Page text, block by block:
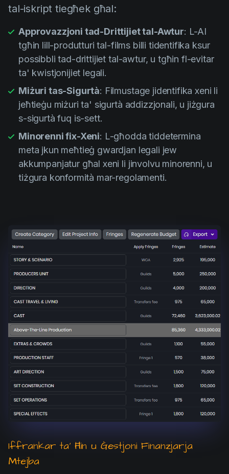
tal-iskript tiegħek għal:
Approvazzjoni tad-Drittijiet tal-Awtur: L-AI
tgħin lill-produtturi tal-films billi tidentifika ksur
possibbli tad-drittijiet tal-awtur, u tgħin fl-evitar
ta' kwistjonijiet legali.
Miżuri tas-Sigurtà: Filmustage jidentifika xeni li
jeħtieġu miżuri ta' sigurtà addizzjonali, u jiżgura
s-sigurtà fuq is-sett.
Minorenni fix-Xeni: L-għodda tiddetermina
meta jkun meħtieġ gwardjan legali jew
akkumpanjatur għal xeni li jinvolvu minorenni, u
tiżgura konformità mar-regolamenti.
Iffrankar ta' Ħin u Ġestjoni Finanzjarja
Mtejba